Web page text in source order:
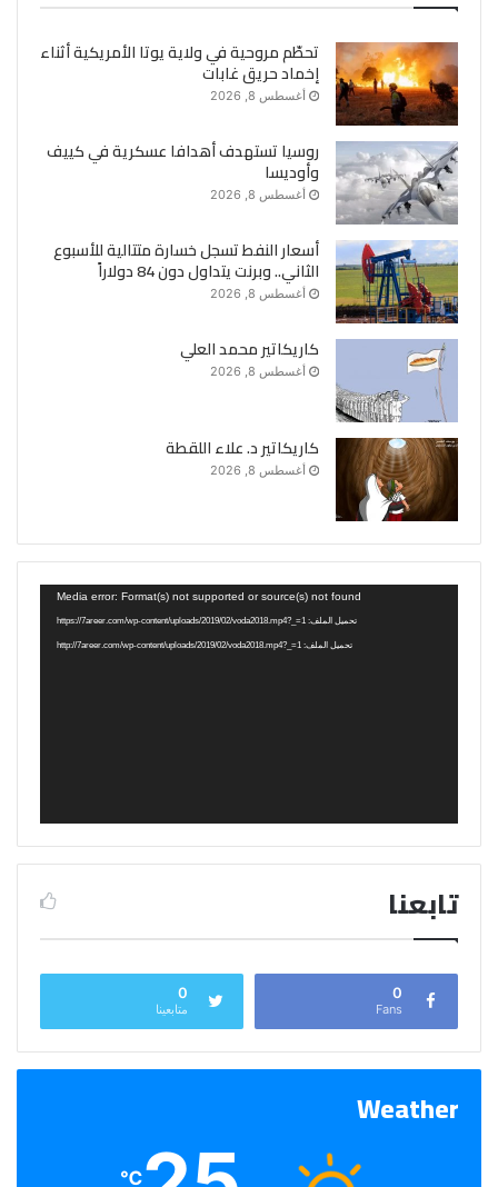
تحطّم مروحية في ولاية يوتا الأمريكية أثناء
إخماد حريق غابات
أغسطس 8, 2026
روسيا تستهدف أهدافا عسكرية في كييف
وأوديسا
أغسطس 8, 2026
أسعار النفط تسجل خسارة متتالية للأسبوع
الثاني.. وبرنت يتداول دون 84 دولاراً
أغسطس 8, 2026
كاريكاتير محمد العلي
أغسطس 8, 2026
كاريكاتير د. علاء اللقطة
أغسطس 8, 2026
Media error: Format(s) not supported or source(s) not found
تحميل الملف: https://7areer.com/wp-content/uploads/2019/02/voda2018.mp4?_=1
تحميل الملف: http://7areer.com/wp-content/uploads/2019/02/voda2018.mp4?_=1
تابعنا
0
Fans
0
متابعينا
Weather
℃